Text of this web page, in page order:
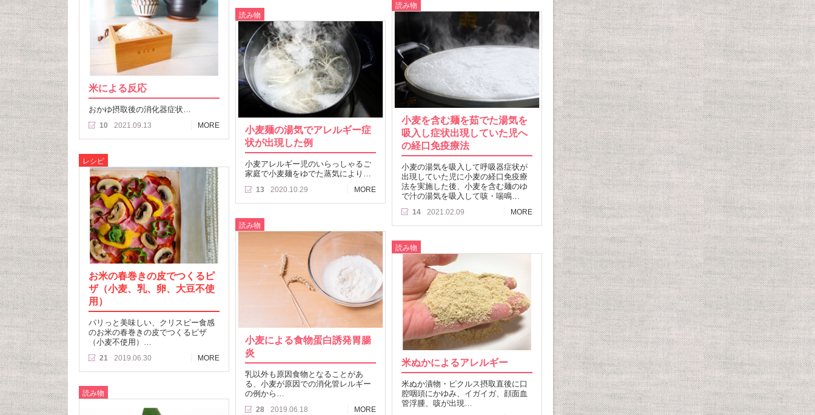
米による反応
おかゆ摂取後の消化器症状…
10 2021.09.13 MORE
読み物
小麦を含む麺を茹でた湯気を
吸入し症状出現していた児へ
の経口免疫療法
小麦の湯気を吸入して呼吸器症状が
出現していた児に小麦の経口免疫療
法を実施した後、小麦を含む麺のゆ
で汁の湯気を吸入して咳・喘鳴…
14 2021.02.09 MORE
読み物
小麦麺の湯気でアレルギー症
状が出現した例
小麦アレルギー児のいらっしゃるご
家庭で小麦麺をゆでた蒸気により…
13 2020.10.29 MORE
レシピ
お米の春巻きの皮でつくるピ
ザ（小麦、乳、卵、大豆不使
用）
パリっと美味しい、クリスピー食感
のお米の春巻きの皮でつくるピザ
（小麦不使用）…
21 2019.06.30 MORE
読み物
小麦による食物蛋白誘発胃腸
炎
乳以外も原因食物となることがあ
る、小麦が原因での消化管レルギー
の例から…
28 2019.06.18 MORE
読み物
米ぬかによるアレルギー
米ぬか漬物・ピクルス摂取直後に口
腔咽頭にかゆみ、イガイガ、顔面血
管浮腫、咳が出現…
読み物